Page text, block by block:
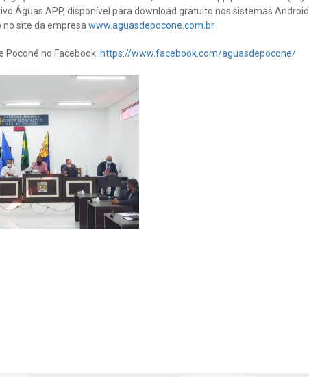
Águas APP, disponível para download gratuito nos sistemas Android
no site da empresa www.aguasdepocone.com.br
Poconé no Facebook: https://www.facebook.com/aguasdepocone/